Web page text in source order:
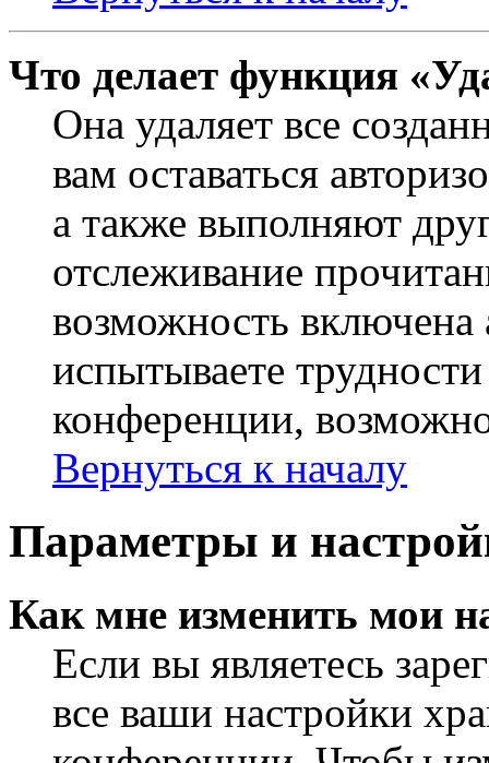
Что делает функция
Она удаляет все
вам оставаться
а также выполняют
отслеживание
возможность
испытываете
конференции,
Вернуться к началу
Параметры и
Как мне изменить мои
Если вы являетесь
все ваши настройки